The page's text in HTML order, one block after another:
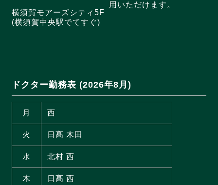
横須賀モアーズシティ5F
(横須賀中央駅でてすぐ)
用いただけます。
ドクター勤務表 (2026年8月)
月 西
火 日髙 木田
水 北村 西
木 日髙 西